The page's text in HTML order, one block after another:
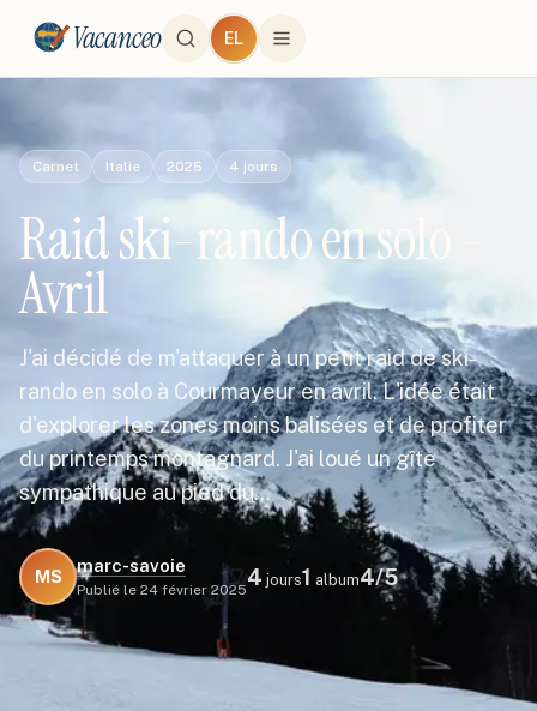
Vacanceo EL
Carnet Italie 2025 4 jours
Raid ski-rando en solo -
Avril
J'ai décidé de m'attaquer à un petit raid de ski-
rando en solo à Courmayeur en avril. L'idée était
d'explorer les zones moins balisées et de profiter
du printemps montagnard. J'ai loué un gîte
sympathique au pied du…
MS
marc-savoie
Publié le 24 février 2025
4 jours1 album4/5